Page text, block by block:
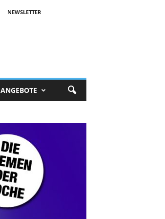
NEWSLETTER
ANGEBOTE